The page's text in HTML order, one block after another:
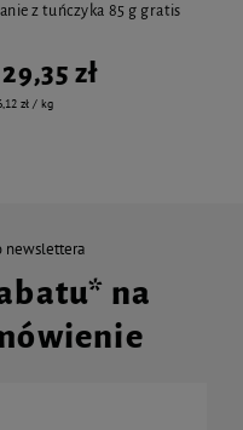
z tuńczyka 85 g gratis
zł
zł / kg
newslettera
na